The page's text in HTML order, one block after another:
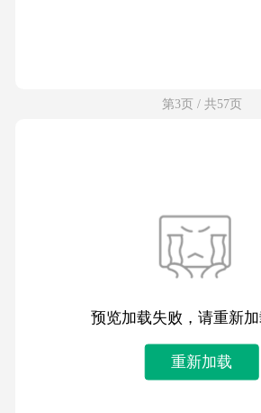
第3页 / 共57页
预览加载失败，请重新
重新加载